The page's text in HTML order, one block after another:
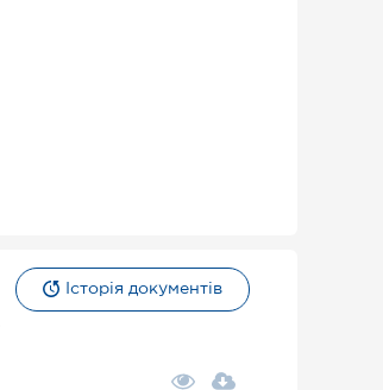
Історія документів